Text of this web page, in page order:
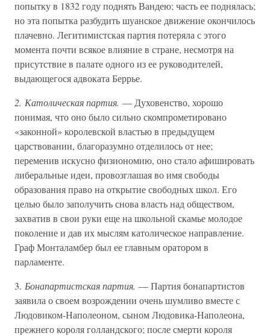
попытку в 1832 году поднять Вандею; часть ее поднялась;
но эта попытка разбудить шуанское движение окончилось
плачевно. Легитимистская партия потеряла с этого
момента почти всякое влияние в стране, несмотря на
присутствие в палате одного из ее руководителей,
выдающегося адвоката Беррье.
2. Католическая партия. — Духовенство, хорошо
понимая, что оно было сильно скомпрометировано
«законной» королевской властью в предыдущем
царствовании, благоразумно отделилось от нее;
переменив искусно физиономию, оно стало афишировать
либеральные идеи, провозглашая во имя свободы
образования право на открытие свободных школ. Его
целью было заполучить снова власть над обществом,
захватив в свои руки еще на школьной скамье молодое
поколение и дав их мыслям католическое направление.
Граф Монталамбер был ее главным оратором в
парламенте.
3. Бонапартистская партия. — Партия бонапартистов
заявила о своем возрождении очень шумливо вместе с
Людовиком-Наполеоном, сыном Людовика-Наполеона,
прежнего короля голландского; после смерти короля